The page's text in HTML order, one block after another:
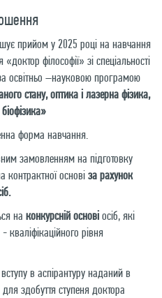
прийом у 2025 році на навчання
філософії» зі спеціальності
освітньо –науковою програмою
стану, оптика і лазерна фізика,
форма навчання.
замовленням на підготовку
контрактної основіза рахунок
на конкурсній основіосіб, які
кваліфікаційного рівня
в аспірантуру наданий в
здобуття ступеня доктора